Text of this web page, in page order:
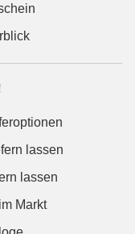
lassen
lassen
Markt